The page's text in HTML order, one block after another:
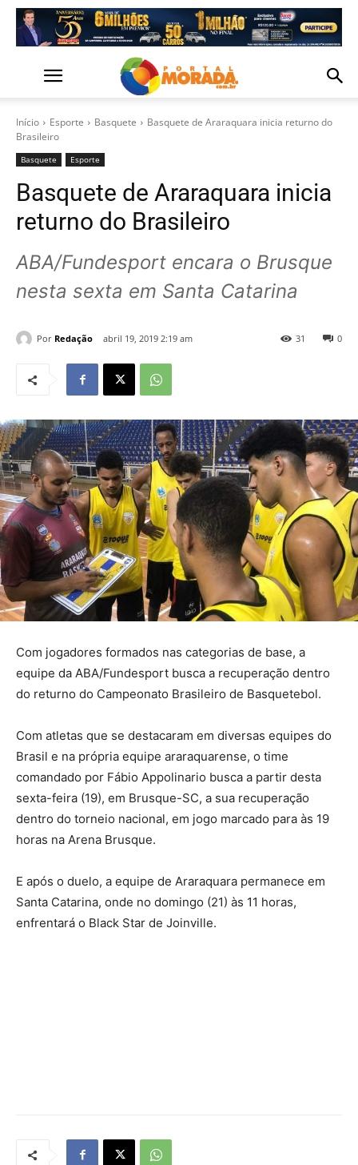
Início Esporte Basquete
Basquete de Araraquara inicia returno do
Brasileiro
Basquete Esporte
Basquete de Araraquara inicia
returno do Brasileiro
ABA/Fundesport encara o Brusque
nesta sexta em Santa Catarina
Por Redação abril 19, 2019 2:19 am 0
31
Com jogadores formados nas categorias de base, a
equipe da ABA/Fundesport busca a recuperação dentro
do returno do Campeonato Brasileiro de Basquetebol.
Com atletas que se destacaram em diversas equipes do
Brasil e na própria equipe araraquarense, o time
comandado por Fábio Appolinario busca a partir desta
sexta-feira (19), em Brusque-SC, a sua recuperação
dentro do torneio nacional, em jogo marcado para às 19
horas na Arena Brusque.
E após o duelo, a equipe de Araraquara permanece em
Santa Catarina, onde no domingo (21) às 11 horas,
enfrentará o Black Star de Joinville.